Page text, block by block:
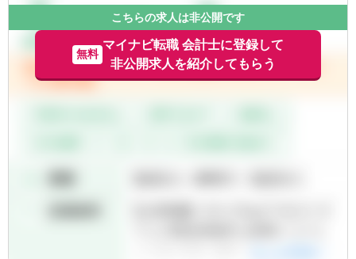
ャリアの開発に努めつつ、財務・経理部門の
機能強化や高度化、戦略実行に携わりたいと
いう思いをお持ちの方
■経営陣に近いコーポレートの立場、経営を
支える視点を持って業務に取り組みたいとい
合プロセスの管理（海外グループ企業とのコ
ミュニケーションも発生します）
◆監査対応（外部監査法人および内部監査部
門）を含む決算プロセスの効率化検討・推進
◆有価証券報告書、半期報告書の作成と提出
こちらの求人は非公開です
無料
マイナビ転職 会計士に登録して
非公開求人を紹介してもらう